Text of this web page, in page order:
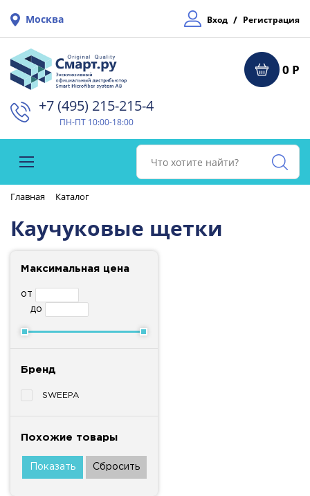
Москва Вход / Регистрация
0 Р
+7 (495) 215-215-4⁠
ПН-ПТ 10:00-18:00
Главная Каталог
Каучуковые щетки
Максимальная цена
от
до
Бренд
SWEEPA
Похожие товары